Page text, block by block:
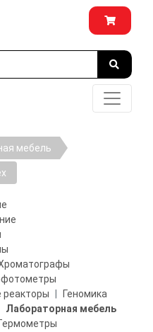
мебель
реакторы
Геномика
Лабораторная мебель